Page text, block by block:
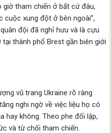
giờ tham chiến ở bất cứ đâu,
cuộc xung đột ở bên ngoài”,
đội đã nghỉ hưu và là cựu
thành phố Brest gần biên giới
vũ trang Ukraine rõ ràng
nghi ngờ về việc liệu họ có
hay không. Theo phe đối lập,
và từ chối tham chiến.